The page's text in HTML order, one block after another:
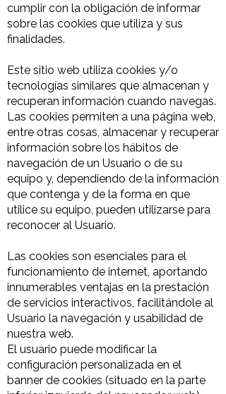
cumplir con la obligación de informar
sobre las cookies que utiliza y sus
finalidades.
Este sitio web utiliza cookies y/o
tecnologías similares que almacenan y
recuperan información cuando navegas.
Las cookies permiten a una página web,
entre otras cosas, almacenar y recuperar
información sobre los hábitos de
navegación de un Usuario o de su
equipo y, dependiendo de la información
que contenga y de la forma en que
utilice su equipo, pueden utilizarse para
reconocer al Usuario.
Las cookies son esenciales para el
funcionamiento de internet, aportando
innumerables ventajas en la prestación
de servicios interactivos, facilitándole al
Usuario la navegación y usabilidad de
nuestra web.
El usuario puede modificar la
configuración personalizada en el
banner de cookies (situado en la parte